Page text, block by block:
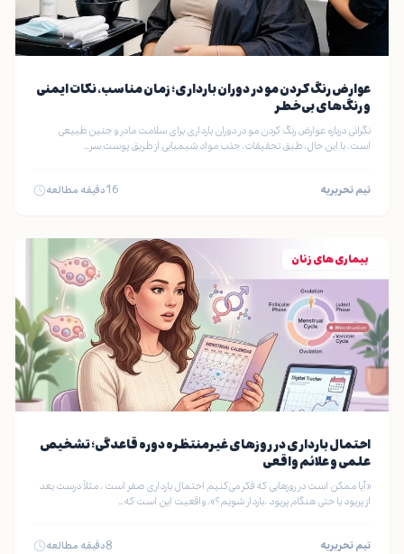
عوارض رنگ کردن مو در دوران بارداری؛ زمان مناسب، نکات ایمنی
و رنگ‌های بی‌خطر
نگرانی درباره عوارض رنگ کردن مو در دوران بارداری برای سلامت مادر و جنین طبیعی
است. با این حال، طبق تحقیقات، جذب مواد شیمیایی از طریق پوست سر…
تیم تحریریه 16دقیقه مطالعه
بیماری های زنان
احتمال بارداری در روزهای غیرمنتظره دوره قاعدگی؛ تشخیص
علمی و علائم واقعی
«آیا ممکن است در روزهایی که فکر می‌کنیم احتمال بارداری صفر است ، مثلاً درست بعد
از پریود یا حتی هنگام پریود ،باردار شویم؟». واقعیت این است که…
تیم تحریریه 8دقیقه مطالعه